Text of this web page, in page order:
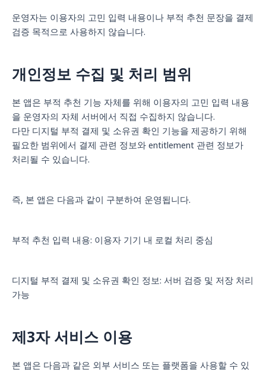
운영자는 이용자의 고민 입력 내용이나 부적 추천 문장을 결제
검증 목적으로 사용하지 않습니다.
개인정보 수집 및 처리 범위
본 앱은 부적 추천 기능 자체를 위해 이용자의 고민 입력 내용
을 운영자의 자체 서버에서 직접 수집하지 않습니다.
다만 디지털 부적 결제 및 소유권 확인 기능을 제공하기 위해
필요한 범위에서 결제 관련 정보와 entitlement 관련 정보가
처리될 수 있습니다.
즉, 본 앱은 다음과 같이 구분하여 운영됩니다.
부적 추천 입력 내용: 이용자 기기 내 로컬 처리 중심
디지털 부적 결제 및 소유권 확인 정보: 서버 검증 및 저장 처리
가능
제3자 서비스 이용
본 앱은 다음과 같은 외부 서비스 또는 플랫폼을 사용할 수 있